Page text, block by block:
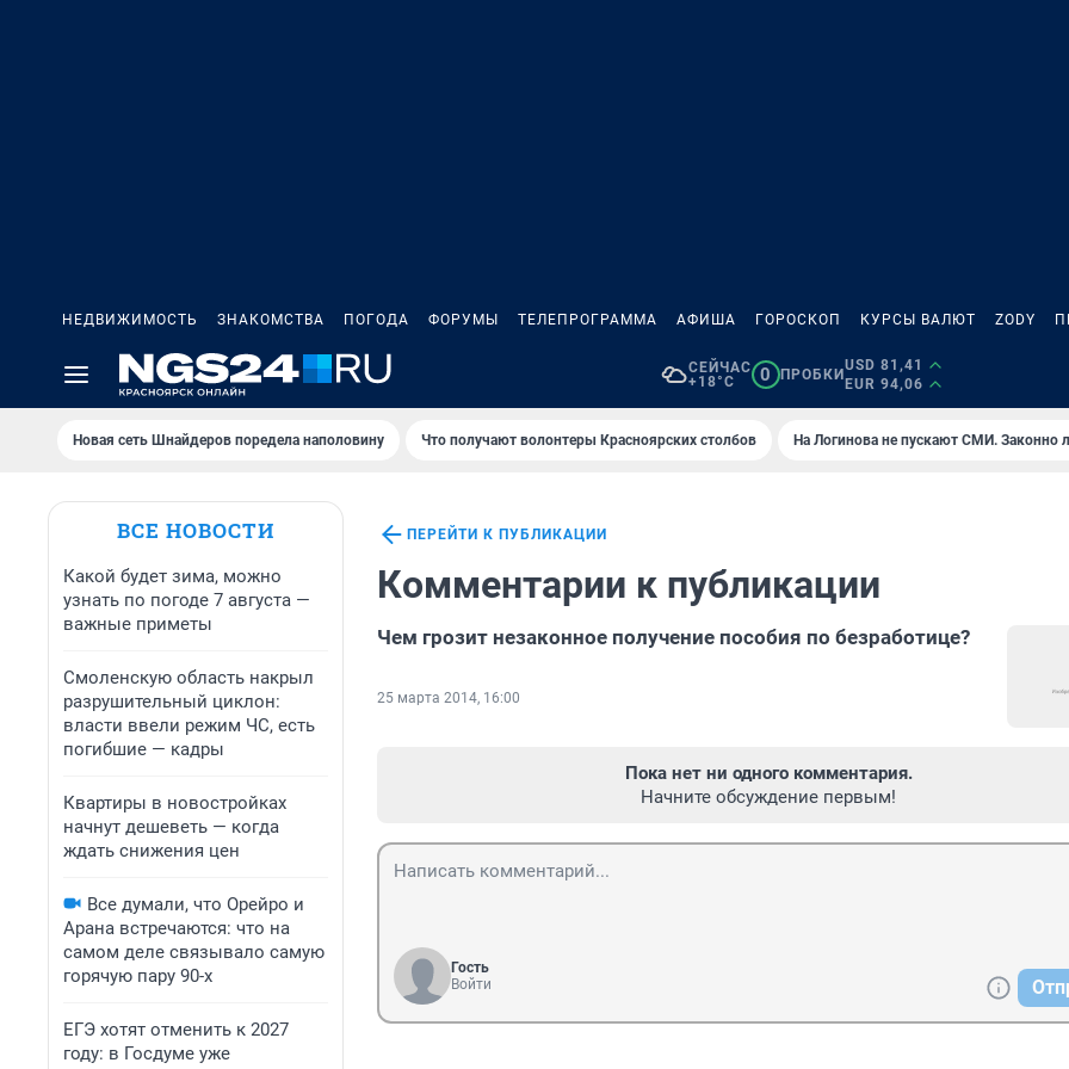
НЕДВИЖИМОСТЬ ЗНАКОМСТВА ПОГОДА ФОРУМЫ ТЕЛЕПРОГРАММА АФИША ГОРОСКОП КУРСЫ ВАЛЮТ ZODY
СЕЙЧАС
+18°C
0 ПРОБКИ
USD 81,41
EUR 94,06
Новая сеть Шнайдеров поредела наполовину Что получают волонтеры Красноярских столбов На Логинова не пускают СМИ. Законно
ВСЕ НОВОСТИ
Какой будет зима, можно
узнать по погоде 7 августа —
важные приметы
Смоленскую область накрыл
разрушительный циклон:
власти ввели режим ЧС, есть
погибшие — кадры
Квартиры в новостройках
начнут дешеветь — когда
ждать снижения цен
Все думали, что Орейро и
Арана встречаются: что на
самом деле связывало самую
горячую пару 90-х
ЕГЭ хотят отменить к 2027
году: в Госдуме уже
ПЕРЕЙТИ К ПУБЛИКАЦИИ
Комментарии к публикации
Чем грозит незаконное получение пособия по безработице?
25 марта 2014, 16:00
Пока нет ни одного комментария.
Начните обсуждение первым!
Гость
Войти